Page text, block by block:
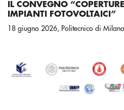
IL CONVEGNO
IMPIANTI FOTOVOLTAICI”
18 giugno 2026, Politecnico di Milano